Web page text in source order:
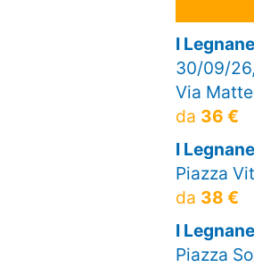
I
30/09/26,
Via
da 36 €
I
Piazza
da 38 €
I
Piazza